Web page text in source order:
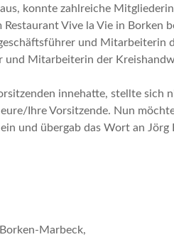
konnte zahlreiche
Vive la Vie in Borken
und Mitarbeiterin
und Mitarbeiterin der
innehatte, stellte sich
Ihre Vorsitzende. Nun
und übergab das Wort an Jörg
Marbeck,